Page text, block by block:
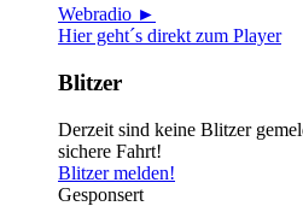
Webradio ►
Hier geht´s direkt zum Player
Blitzer
Derzeit sind keine Blitzer
sichere Fahrt!
Blitzer melden!
Gesponsert